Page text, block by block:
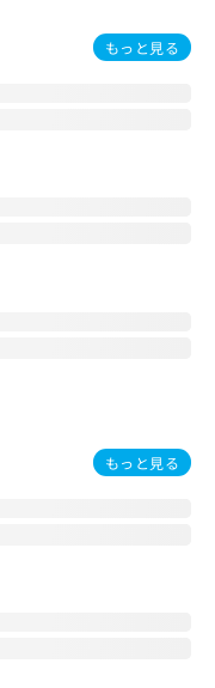
もっと見る
もっと見る